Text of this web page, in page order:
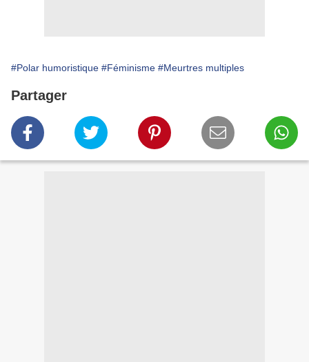
#Polar humoristique #Féminisme #Meurtres multiples
Partager